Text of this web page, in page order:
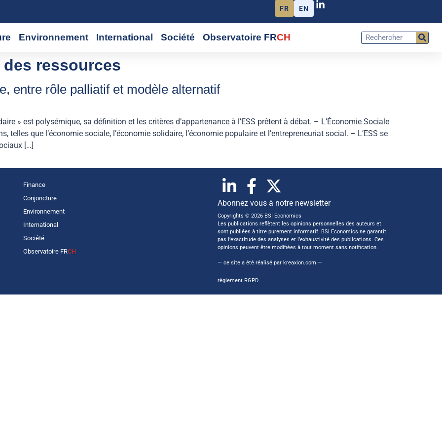
FR EN
Environnement International Société Observatoire FRCH
ressources
entre rôle palliatif et modèle alternatif
» est polysémique, sa définition et les critères d’appartenance à l’ESS prêtent à débat. – L’Économie Sociale
telles que l’économie sociale, l’économie solidaire, l’économie populaire et l’entrepreneuriat social. – L’ESS se
[…]
Finance
Conjoncture
Environnement
International
Société
Observatoire FRCH
Abonnez vous à notre newsletter
Copyrights © 2026 BSI Economics
Les publications reflètent les opinions personnelles des auteurs et
sont publiées à titre purement informatif. BSI Economics ne garantit
pas l’exactitude des analyses et l’exhaustivité des publications. Ces
opinions peuvent être modifiées à tout moment sans notification.
— ce site a été réalisé par kreaxion.com —
règlement RGPD